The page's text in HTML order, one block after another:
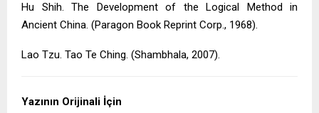
Hu Shih. The Development of the Logical Method in
Ancient China. (Paragon Book Reprint Corp., 1968).
Lao Tzu. Tao Te Ching. (Shambhala, 2007).
Yazının Orijinali İçin